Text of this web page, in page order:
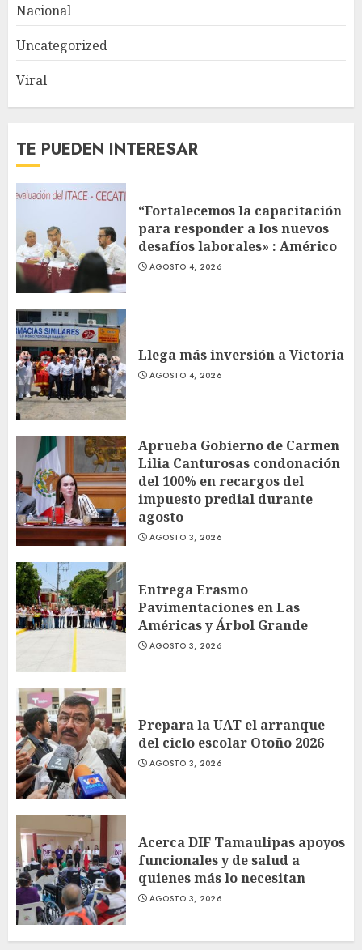
Nacional
Uncategorized
Viral
TE PUEDEN INTERESAR
“Fortalecemos la capacitación
para responder a los nuevos
desafíos laborales» : Américo
AGOSTO 4, 2026
Llega más inversión a Victoria
AGOSTO 4, 2026
Aprueba Gobierno de Carmen
Lilia Canturosas condonación
del 100% en recargos del
impuesto predial durante
agosto
AGOSTO 3, 2026
Entrega Erasmo
Pavimentaciones en Las
Américas y Árbol Grande
AGOSTO 3, 2026
Prepara la UAT el arranque
del ciclo escolar Otoño 2026
AGOSTO 3, 2026
Acerca DIF Tamaulipas apoyos
funcionales y de salud a
quienes más lo necesitan
AGOSTO 3, 2026